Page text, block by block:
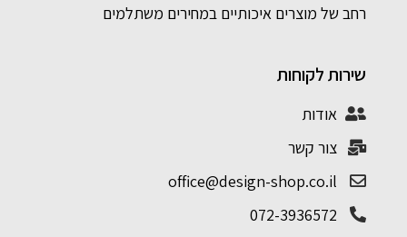
רחב של מוצרים איכותיים במחירים משתלמים
שירות לקוחות
אודות
צור קשר
office@design-shop.co.il
072-3936572